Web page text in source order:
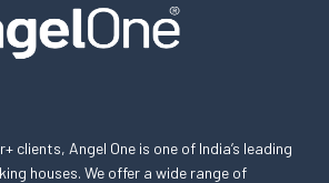
clients, Angel One is one of India’s leading
houses. We offer a wide range of